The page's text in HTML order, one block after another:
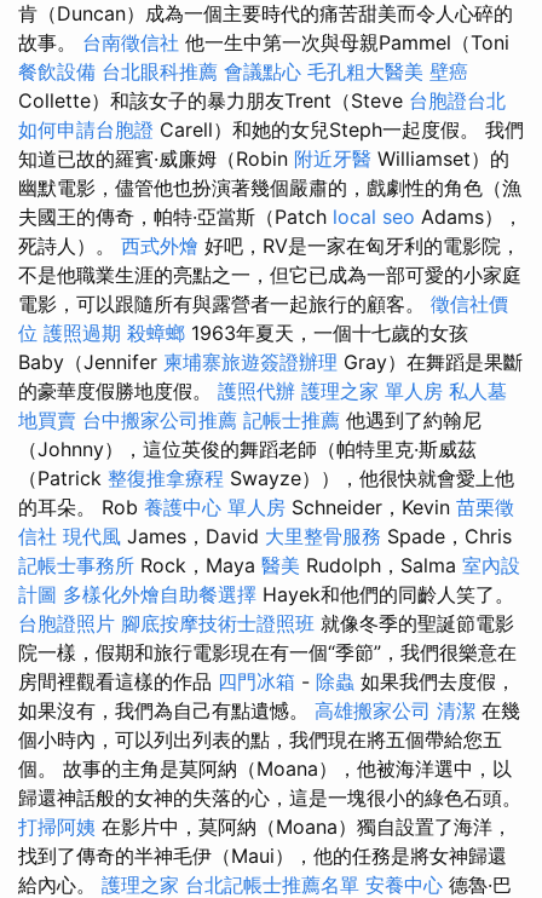
肯（Duncan）成為一個主要時代的痛苦甜美而令人心碎的
故事。 台南徵信社 他一生中第一次與母親Pammel（Toni
餐飲設備 台北眼科推薦 會議點心 毛孔粗大醫美 壁癌
Collette）和該女子的暴力朋友Trent（Steve 台胞證台北
如何申請台胞證 Carell）和她的女兒Steph一起度假。 我們
知道已故的羅賓·威廉姆（Robin 附近牙醫 Williamset）的
幽默電影，儘管他也扮演著幾個嚴肅的，戲劇性的角色（漁
夫國王的傳奇，帕特·亞當斯（Patch local seo Adams），
死詩人）。 西式外燴 好吧，RV是一家在匈牙利的電影院，
不是他職業生涯的亮點之一，但它已成為一部可愛的小家庭
電影，可以跟隨所有與露營者一起旅行的顧客。 徵信社價
位 護照過期 殺蟑螂 1963年夏天，一個十七歲的女孩
Baby（Jennifer 柬埔寨旅遊簽證辦理 Gray）在舞蹈是果斷
的豪華度假勝地度假。 護照代辦 護理之家 單人房 私人墓
地買賣 台中搬家公司推薦 記帳士推薦 他遇到了約翰尼
（Johnny），這位英俊的舞蹈老師（帕特里克·斯威茲
（Patrick 整復推拿療程 Swayze）），他很快就會愛上他
的耳朵。 Rob 養護中心 單人房 Schneider，Kevin 苗栗徵
信社 現代風 James，David 大里整骨服務 Spade，Chris
記帳士事務所 Rock，Maya 醫美 Rudolph，Salma 室內設
計圖 多樣化外燴自助餐選擇 Hayek和他們的同齡人笑了。
台胞證照片 腳底按摩技術士證照班 就像冬季的聖誕節電影
院一樣，假期和旅行電影現在有一個“季節”，我們很樂意在
房間裡觀看這樣的作品 四門冰箱 - 除蟲 如果我們去度假，
如果沒有，我們為自己有點遺憾。 高雄搬家公司 清潔 在幾
個小時內，可以列出列表的點，我們現在將五個帶給您五
個。 故事的主角是莫阿納（Moana），他被海洋選中，以
歸還神話般的女神的失落的心，這是一塊很小的綠色石頭。
打掃阿姨 在影片中，莫阿納（Moana）獨自設置了海洋，
找到了傳奇的半神毛伊（Maui），他的任務是將女神歸還
給內心。 護理之家 台北記帳士推薦名單 安養中心 德魯·巴